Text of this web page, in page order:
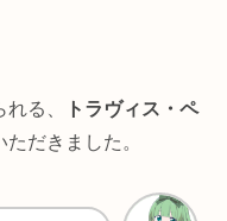
る、
トラヴィス・ペ
だきました。